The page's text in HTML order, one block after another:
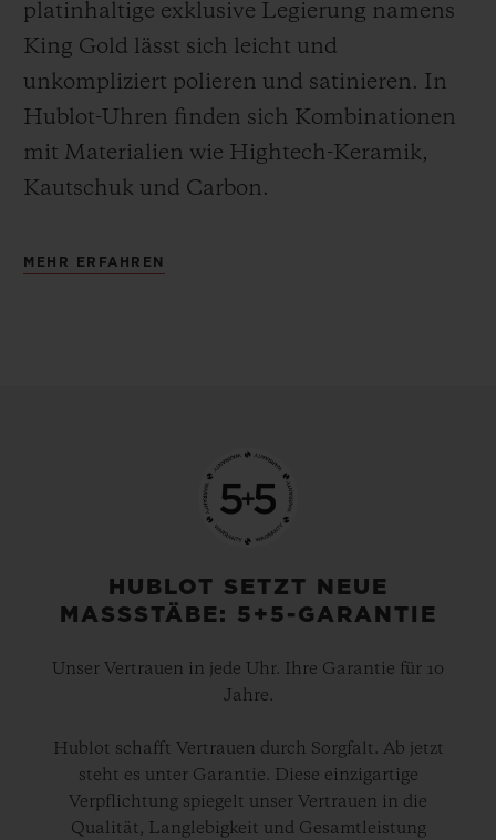
platinhaltige exklusive Legierung namens
King Gold lässt sich leicht und
unkompliziert polieren und satinieren. In
Hublot-Uhren finden sich Kombinationen
mit Materialien wie Hightech-Keramik,
Kautschuk und Carbon.
MEHR ERFAHREN
HUBLOT SETZT NEUE
MASSSTÄBE: 5+5-GARANTIE
Unser Vertrauen in jede Uhr. Ihre Garantie für 10
Jahre.
Hublot schafft Vertrauen durch Sorgfalt. Ab jetzt
steht es unter Garantie. Diese einzigartige
Verpflichtung spiegelt unser Vertrauen in die
Qualität, Langlebigkeit und Gesamtleistung